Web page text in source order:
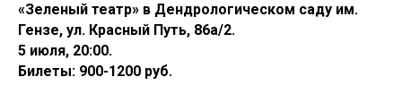
«Зеленый театр» в Дендрологическом саду им.
Гензе, ул. Красный Путь, 86а/2.
5 июля, 20:00.
Билеты: 900-1200 руб.